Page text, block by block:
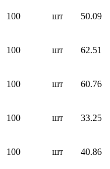
100 шт 50.09
100 шт 62.51
100 шт 60.76
100 шт 33.25
100 шт 40.86